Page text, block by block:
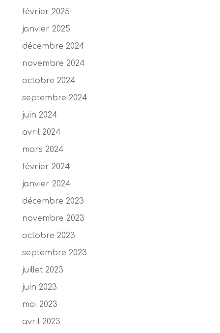
février 2025
janvier 2025
décembre 2024
novembre 2024
octobre 2024
septembre 2024
juin 2024
avril 2024
mars 2024
février 2024
janvier 2024
décembre 2023
novembre 2023
octobre 2023
septembre 2023
juillet 2023
juin 2023
mai 2023
avril 2023